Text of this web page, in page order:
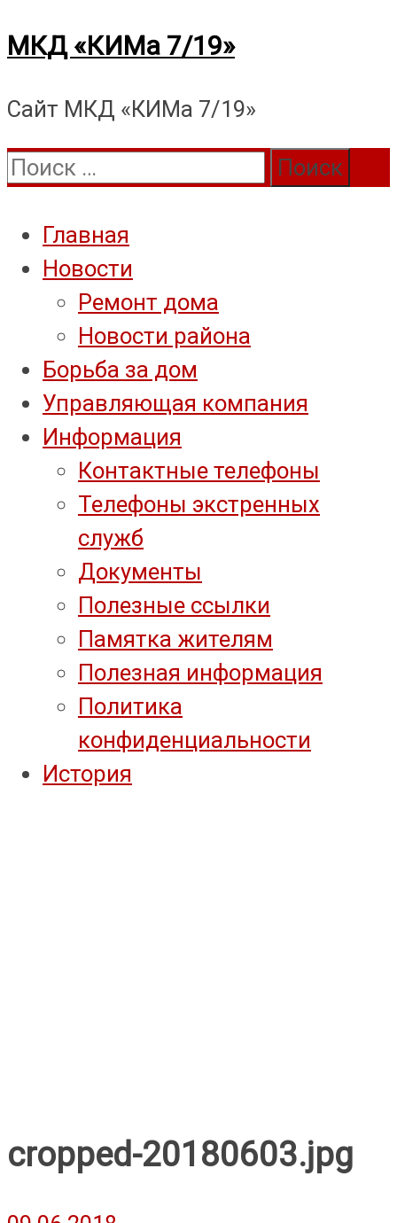
Перейти
содержимому
МКД «КИМа 7/19»
Сайт МКД «КИМа 7/19»
Поиск:
Главная
Новости
Ремонт дома
Новости района
Борьба за дом
Управляющая компания
Информация
Контактные телефоны
Телефоны экстренных
служб
Документы
Полезные ссылки
Памятка жителям
Полезная информация
Политика
конфиденциальности
История
cropped-20180603.jpg